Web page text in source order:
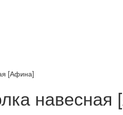
[Афина]
навесная